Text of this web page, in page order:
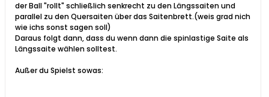
der Ball "rollt" schließlich senkrecht zu den Längssaiten und
parallel zu den Quersaiten über das Saitenbrett.(weis grad nich
wie ichs sonst sagen soll)
Daraus folgt dann, dass du wenn dann die spinlastige Saite als
Längssaite wählen solltest.
Außer du Spielst sowas: